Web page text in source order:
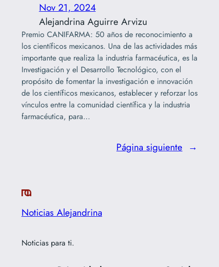
Nov 21, 2024
Alejandrina Aguirre Arvizu
Premio CANIFARMA: 50 años de reconocimiento a
los científicos mexicanos. Una de las actividades más
importante que realiza la industria farmacéutica, es la
Investigación y el Desarrollo Tecnológico, con el
propósito de fomentar la investigación e innovación
de los científicos mexicanos, establecer y reforzar los
vínculos entre la comunidad científica y la industria
farmacéutica, para…
Página siguiente →
Noticias Alejandrina
Noticias para ti.